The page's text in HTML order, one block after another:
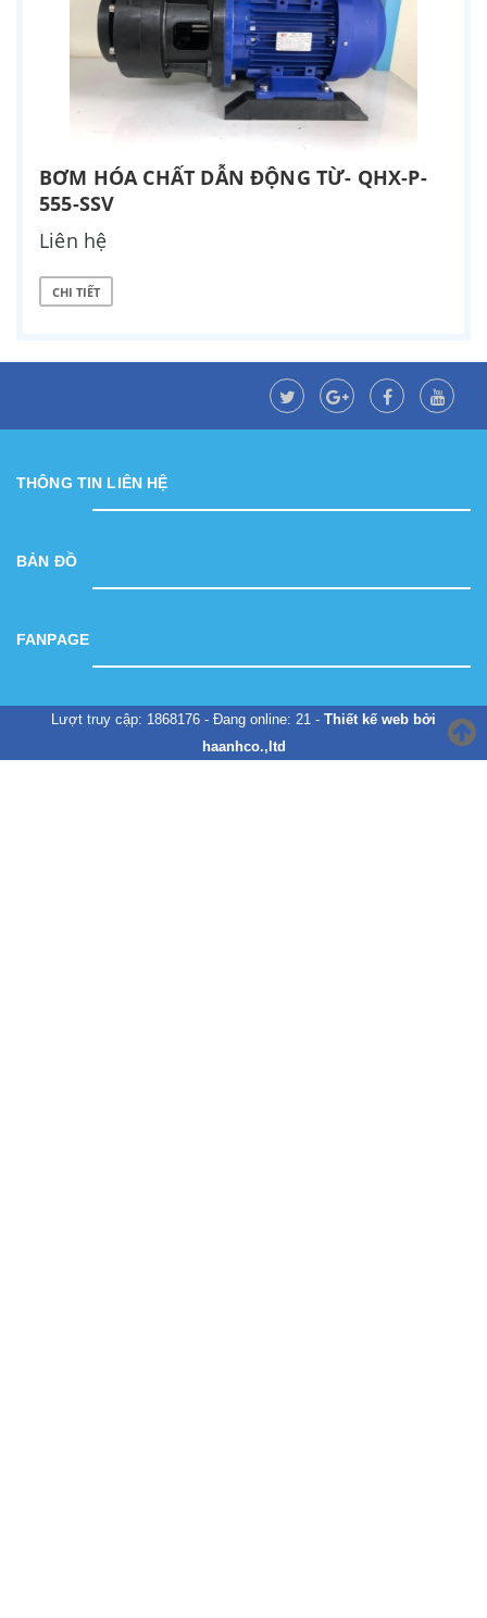
BƠM HÓA CHẤT DẪN ĐỘNG TỪ- QHX-P-
555-SSV
Liên hệ
CHI TIẾT
THÔNG TIN LIÊN HỆ
BẢN ĐỒ
FANPAGE
Lượt truy cập: 1868176 - Đang online: 21 - Thiết kế web bởi
haanhco.,ltd